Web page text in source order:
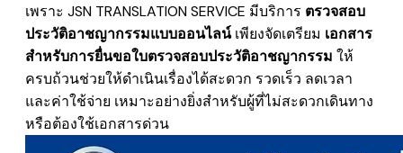
เพราะ JSN TRANSLATION SERVICE มีบริการ ตรวจสอบ
ประวัติอาชญากรรมแบบออนไลน์เพียงจัดเตรียม เอกสาร
สำหรับการยื่นขอใบตรวจสอบประวัติอาชญากรรม ให้
ครบถ้วนช่วยให้ดำเนินเรื่องได้สะดวก รวดเร็ว ลดเวลา
และค่าใช้จ่าย เหมาะอย่างยิ่งสำหรับผู้ที่ไม่สะดวกเดินทาง
หรือต้องใช้เอกสารด่วน